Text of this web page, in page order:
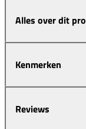
Alles over dit
Kenmerken
Reviews